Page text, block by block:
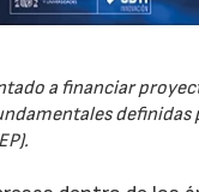
a financiar
definidas